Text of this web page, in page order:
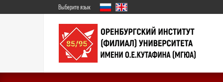
к
Выберите язык